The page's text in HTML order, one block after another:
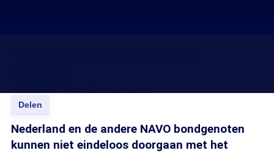
Delen
Nederland en de andere NAVO bondgenoten
kunnen niet eindeloos doorgaan met het